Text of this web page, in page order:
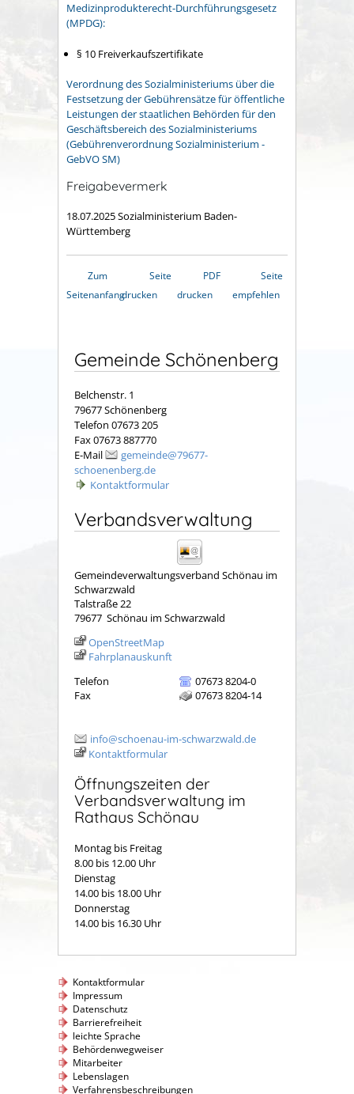
Medizinprodukterecht-Durchführungsgesetz
(MPDG):
§ 10 Freiverkaufszertifikate
Verordnung des Sozialministeriums über die
Festsetzung der Gebührensätze für öffentliche
Leistungen der staatlichen Behörden für den
Geschäftsbereich des Sozialministeriums
(Gebührenverordnung Sozialministerium -
GebVO SM)
Freigabevermerk
18.07.2025 Sozialministerium Baden-
Württemberg
Zum
Seitenanfang
Seite
drucken
PDF
drucken
Seite
empfehlen
Gemeinde Schönenberg
Belchenstr. 1
79677 Schönenberg
Telefon 07673 205
Fax 07673 887770
E-Mail
gemeinde@79677-
schoenenberg.de
Kontaktformular
Verbandsverwaltung
Gemeindeverwaltungsverband Schönau im
Schwarzwald
Talstraße 22
79677 Schönau im Schwarzwald
OpenStreetMap
Fahrplanauskunft
Telefon
07673 8204-0
Fax
07673 8204-14
info@schoenau-im-schwarzwald.de
Kontaktformular
Öffnungszeiten der
Verbandsverwaltung im
Rathaus Schönau
Montag bis Freitag
8.00 bis 12.00 Uhr
Dienstag
14.00 bis 18.00 Uhr
Donnerstag
14.00 bis 16.30 Uhr
Kontaktformular
Impressum
Datenschutz
Barrierefreiheit
leichte Sprache
Behördenwegweiser
Mitarbeiter
Lebenslagen
Verfahrensbeschreibungen